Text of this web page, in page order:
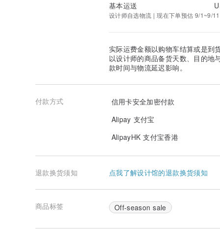
基本运送
设计师自选物流 | 现在下单预估 9/1~9/
实际运费金额以购物车结算或是到
以设计师的商品备货天数、目的地
款时间与物流延迟影响。
付款方式
信用卡安全加密付款
Alipay 支付宝
AlipayHK 支付宝香港
退款换货须知 点我了解设计馆的退款换货须知
商品标签 Off-season sale